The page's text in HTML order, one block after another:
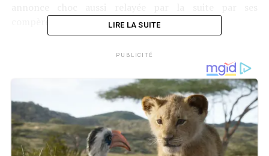
compères Waza No Limite et Eboloko.
malentendu avec le patron de Wave&Co. Le réel
problème dont il s’agit reste pour moment inconnu. Les
fans des trois artistes leur exigent des demandes
d’explication sur l’affaire. Jusqu’à présent, la maison de
production n’a pas encore donné le moindre détail sur
ce fameux divorce avec Carry, Waza No Limite et
Eboloko.
LIRE LA SUITE
PUBLICITÉ